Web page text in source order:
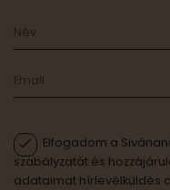
Elfogadom a
szabályzatát és
adataimat hírlevélküldés